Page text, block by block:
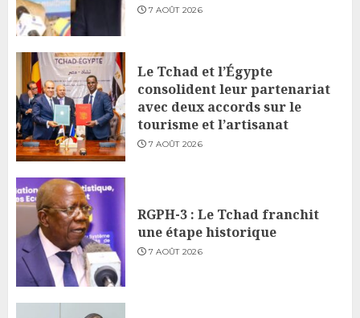
7 AOÛT 2026
Le Tchad et l’Égypte
consolident leur partenariat
avec deux accords sur le
tourisme et l’artisanat
7 AOÛT 2026
RGPH-3 : Le Tchad franchit
une étape historique
7 AOÛT 2026